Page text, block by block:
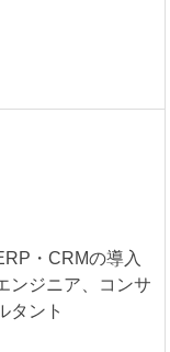
・CRMの導入
ンジニア、コンサ
タント